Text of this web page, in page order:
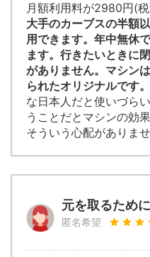
月額利用料が2980円(
大手のカーブスの半額
用できます。年中無休
ます。行きたいときに
がありません。マシン
られたオリジナルです。
な日本人だと使いづら
うことだとマシンの効
そういう心配がありませ
元を取るため
匿名希望